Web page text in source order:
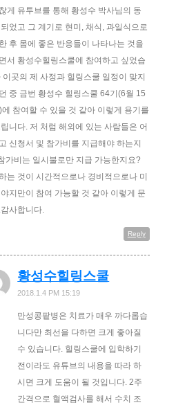
게 유투브를 통해 황성수 박사님의 동
었고 그 계기로 현미, 채식, 과일식으로
후 몸에 좋은 반응들이 나타나는 것을
서 황성수힐링스쿨에 참여하고 싶었습
이곳의 제 사정과 힐링스쿨 일정이 맞지
중 금번 황성수 힐링스쿨 64기(6월 15
참여할 수 있을 것 같아 이렇게 용기를
니다. 저 처럼 해외에 있는 사람들은 어
신청서 및 참가비를 지급해야 하는지
가비는 일시불로만 지급 가능한지요?
는 것이 시간적으로나 경비적으로나 미
지만이 참여 가능할 것 같아 이렇게 문
사합니다.
Reply
황성수힐링스쿨
2018.1.4 PM 15:19
만성콩팥병은 치료가 매우 까다롭습
니다만 최선을 다하면 크게 좋아질
수 있습니다. 힐링스쿨에 입학하기
전이라도 유튜브의 내용을 따라 하
시면 크게 도움이 될 것입니다. 2주
간격으로 혈액검사를 해서 수치 조